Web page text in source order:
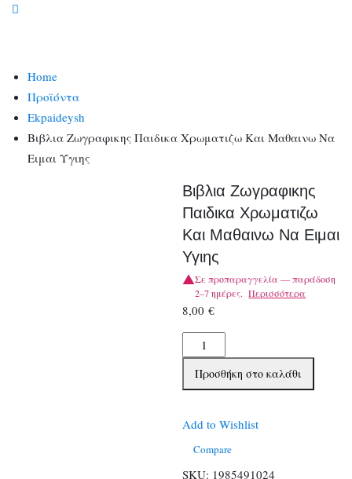
Home
Προϊόντα
Ekpaideysh
Βιβλια Ζωγραφικης Παιδικα Χρωματιζω Και Μαθαινω Να
Ειμαι Υγιης
Βιβλια Ζωγραφικης
Παιδικα Χρωματιζω
Και Μαθαινω Να Ειμαι
Υγιης
Σε προπαραγγελία — παράδοση
2–7 ημέρες. Περισσότερα
8,00€
Βιβλια
Ζωγραφικης
Παιδικα
Και
Μαθαινω
Προσθήκη στο καλάθι
Add to Wishlist
Compare
SKU: 1985491024